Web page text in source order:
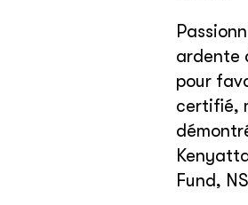
ardente
pour
certifié,
Fund,